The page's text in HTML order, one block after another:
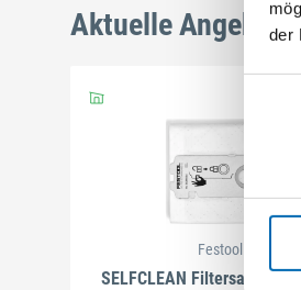
der
Aktuelle Angebote
Festool
SELFCLEAN Filtersack SC